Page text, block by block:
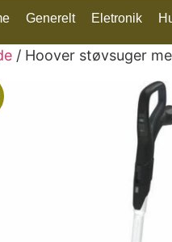
Generelt Eletronik
/ Hoover støvsuger